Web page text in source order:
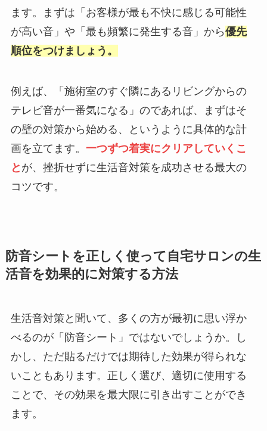
ます。まずは「お客様が最も不快に感じる可能性
が高い音」や「最も頻繁に発生する音」から優先
順位をつけましょう。
例えば、「施術室のすぐ隣にあるリビングからの
テレビ音が一番気になる」のであれば、まずはそ
の壁の対策から始める、というように具体的な計
画を立てます。 一つずつ着実にクリアしていくこ
と が、挫折せずに生活音対策を成功させる最大の
コツです。
防音シートを正しく使って自宅サロンの生
活音を効果的に対策する方法
生活音対策と聞いて、多くの方が最初に思い浮か
べるのが「防音シート」ではないでしょうか。し
かし、ただ貼るだけでは期待した効果が得られな
いこともあります。正しく選び、適切に使用する
ことで、その効果を最大限に引き出すことができ
ます。